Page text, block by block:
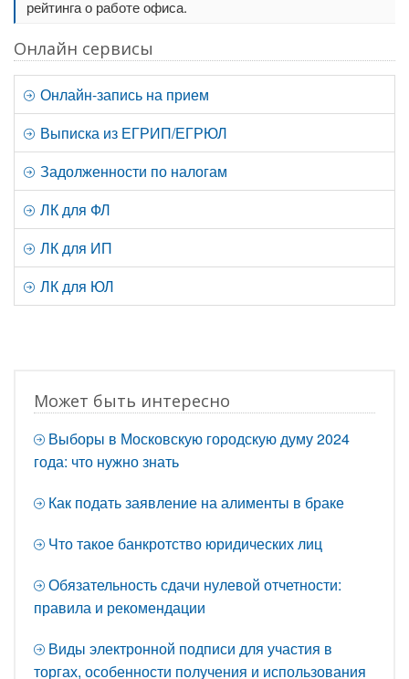
рейтинга о работе офиса.
Онлайн сервисы
Онлайн-запись на прием
Выписка из ЕГРИП/ЕГРЮЛ
Задолженности по налогам
ЛК для ФЛ
ЛК для ИП
ЛК для ЮЛ
Может быть интересно
Выборы в Московскую городскую думу 2024
года: что нужно знать
Как подать заявление на алименты в браке
Что такое банкротство юридических лиц
Обязательность сдачи нулевой отчетности:
правила и рекомендации
Виды электронной подписи для участия в
торгах, особенности получения и использования